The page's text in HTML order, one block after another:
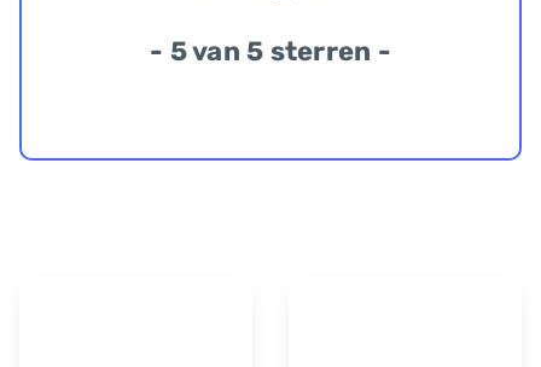
- 5 van 5 sterren -